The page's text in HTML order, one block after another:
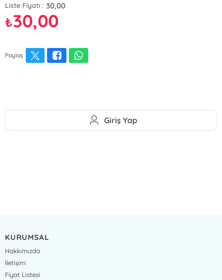
Liste Fiyatı : 30,00
₺30,00
Paylaş
Giriş Yap
KURUMSAL
Hakkımızda
İletişim
Fiyat Listesi